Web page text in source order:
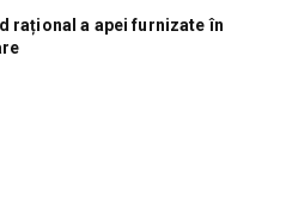
rațional a apei furnizate în